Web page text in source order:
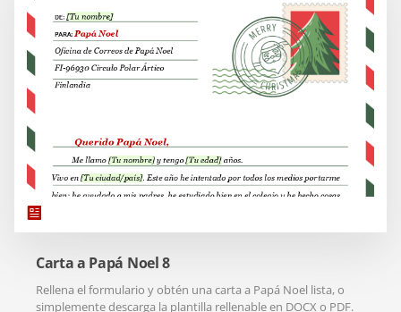
Carta a Papá Noel 8
Rellena el formulario y obtén una carta a Papá Noel lista, o
simplemente descarga la plantilla rellenable en DOCX o PDF.